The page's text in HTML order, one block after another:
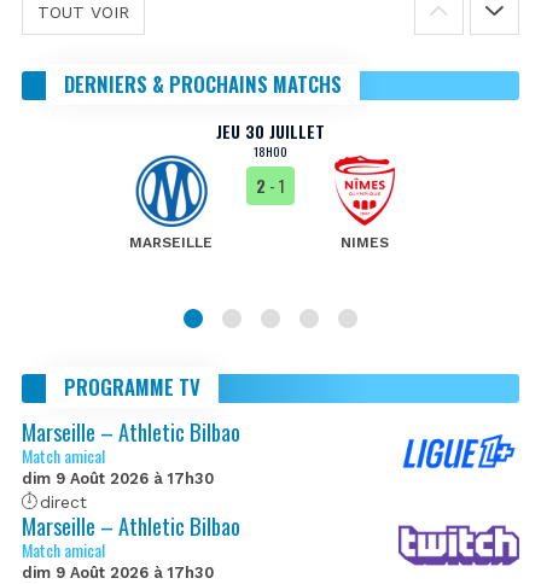
TOUT VOIR
DERNIERS & PROCHAINS MATCHS
JEU 30 JUILLET
18H00
MARSEILLE
2 - 1
NIMES
PROGRAMME TV
Marseille – Athletic Bilbao
Match amical
dim 9 Août 2026 à 17h30
direct
Marseille – Athletic Bilbao
Match amical
dim 9 Août 2026 à 17h30